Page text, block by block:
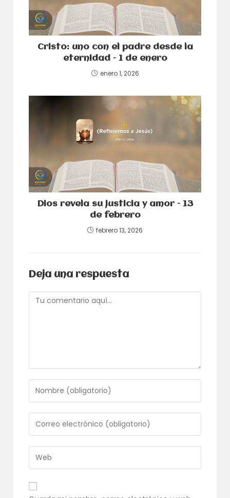
Cristo: uno con el padre desde la
eternidad – 1 de enero
enero 1, 2026
Dios revela su justicia y amor – 13
de febrero
febrero 13, 2026
Deja una respuesta
Comentario
tu
nombre
o
nombre
de
usuario
para
comentar
tu
dirección
de
correo
electrónico
para
comentar
URL
de
tu